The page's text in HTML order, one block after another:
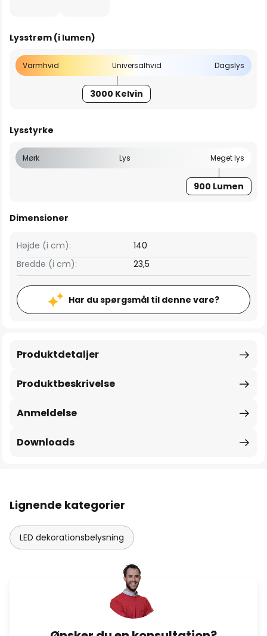
Lysstrøm (i lumen)
Varmhvid Universalhvid Dagslys
3000 Kelvin
Lysstyrke
Mørk Lys Meget lys
900 Lumen
Dimensioner
Bredde (i cm): 23,5
Højde (i cm): 140
Har du spørgsmål til denne vare?
Produktbeskrivelse
Produktdetaljer
Anmeldelse
Downloads
Lignende kategorier
LED dekorationsbelysning